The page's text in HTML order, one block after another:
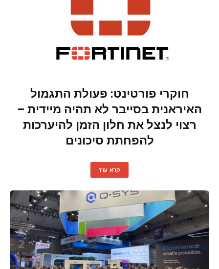
חוקרי פורטינט: פעולת התגמול
האיראנית בסייבר לא תהיה מיידית –
רצוי לנצל את חלון הזמן להיערכות
להפחתת סיכונים
קרא עוד